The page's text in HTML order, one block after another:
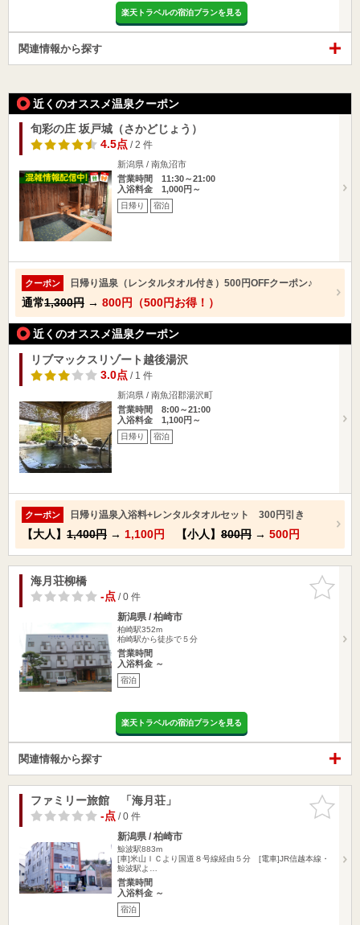
楽天トラベルの宿泊プランを見る
関連情報から探す
近くのオススメ温泉クーポン
旬彩の庄 坂戸城（さかどじょう）
4.5点/ 2 件
新潟県 / 南魚沼市
営業時間 11:30～21:00
入浴料金 1,000円～
日帰り 宿泊
クーポン 日帰り温泉（レンタルタオル付き）500円OFFクーポン♪
通常1,300円 → 800円（500円お得！）
近くのオススメ温泉クーポン
リブマックスリゾート越後湯沢
3.0点/ 1 件
新潟県 / 南魚沼郡湯沢町
営業時間 8:00～21:00
入浴料金 1,100円～
日帰り 宿泊
クーポン 日帰り温泉入浴料+レンタルタオルセット 300円引き
【大人】 1,400円 → 1,100円 【小人】 800円 → 500円
お気に入
りに追加
海月荘柳橋
-点/ 0 件
新潟県 / 柏崎市
柏崎駅352m
柏崎駅から徒歩で５分
営業時間
入浴料金 ～
宿泊
楽天トラベルの宿泊プランを見る
関連情報から探す
お気に入
りに追加
ファミリー旅館 「海月荘」
-点/ 0 件
新潟県 / 柏崎市
鯨波駅883m
[車]米山ＩＣより国道８号線経由５分 [電車]JR信越本線・
鯨波駅よ…
営業時間
入浴料金 ～
宿泊